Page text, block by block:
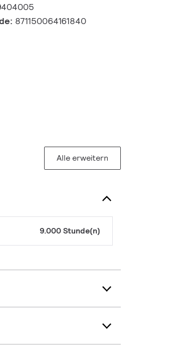
871150064161840
Alle erweitern
9.000 Stunde(n)